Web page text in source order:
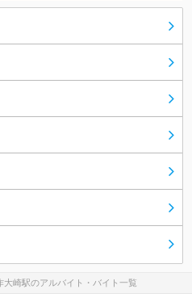
大崎駅のアルバイト・バイト一覧